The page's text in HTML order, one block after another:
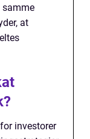
samme
at
investorer